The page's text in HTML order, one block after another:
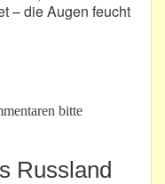
– die Augen feucht
mit Herz!
bitte
Russland